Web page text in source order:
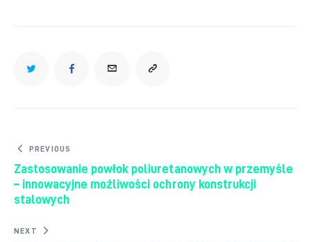
Nawigacja wpisu
PREVIOUS
Zastosowanie powłok poliuretanowych w przemyśle
– innowacyjne możliwości ochrony konstrukcji
stalowych
NEXT